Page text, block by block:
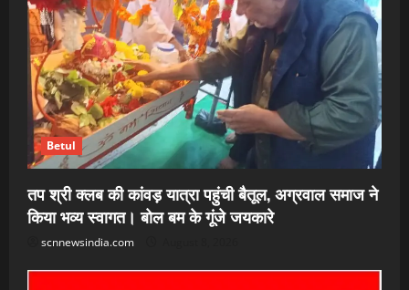
Betul
तप श्री क्लब की कांवड़ यात्रा पहुंची बैतूल, अग्रवाल समाज ने
किया भव्य स्वागत। बोल बम के गूंजे जयकारे
scnnewsindia.com